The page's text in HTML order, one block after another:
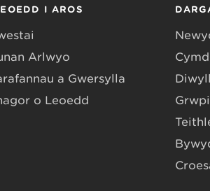
I AROS
Arlwyo
a Gwersylla
o Leoedd